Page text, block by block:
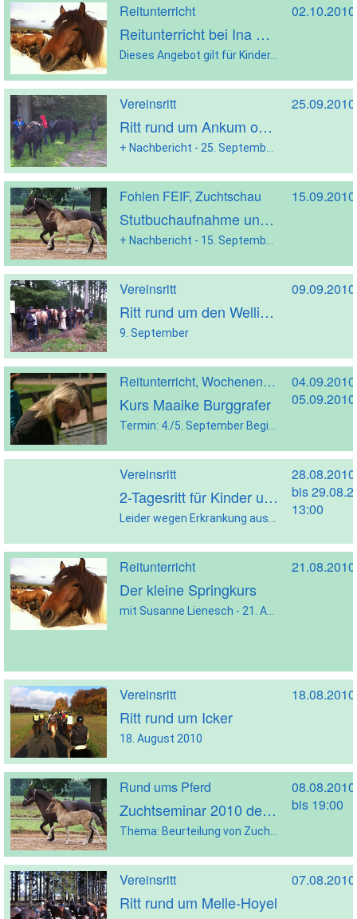
Reitunterricht
Reitunterricht bei Ina Sauer
Dieses Angebot gilt für Kinder, Jugendliche und Erwachsene
02.10.2010
Vereinsritt
Ritt rund um Ankum oder Dammer Berge
Fohlen FEIF, Zuchtschau
Stutbuchaufnahme und Fohlenspätbrenntermin 2010
Vereinsritt
Ritt rund um den Wellinger Berg
9. September
Reitunterricht, Wochenendreitkurs
Kurs Maaike Burggrafer
05.09.2010
Vereinsritt
2-Tagesritt für Kinder und Jugendliche
bis
13:00
Reitunterricht
Der kleine Springkurs
21.08.2010
Vereinsritt
Ritt rund um Icker
18. August 2010
Rund ums Pferd
Zuchtseminar 2010 des Landesverbandes Weser- Ems e.V.
bis 19:00
Vereinsritt
Ritt rund um Melle-Hoyel